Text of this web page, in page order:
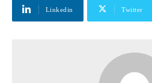
Linkedin Twitter